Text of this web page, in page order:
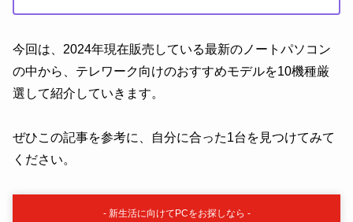
今回は、2024年現在販売している最新のノートパソコン
の中から、テレワーク向けのおすすめモデルを10機種厳
選して紹介していきます。
ぜひこの記事を参考に、自分に合った1台を見つけてみて
ください。
- 新生活に向けてPCをお探しなら -